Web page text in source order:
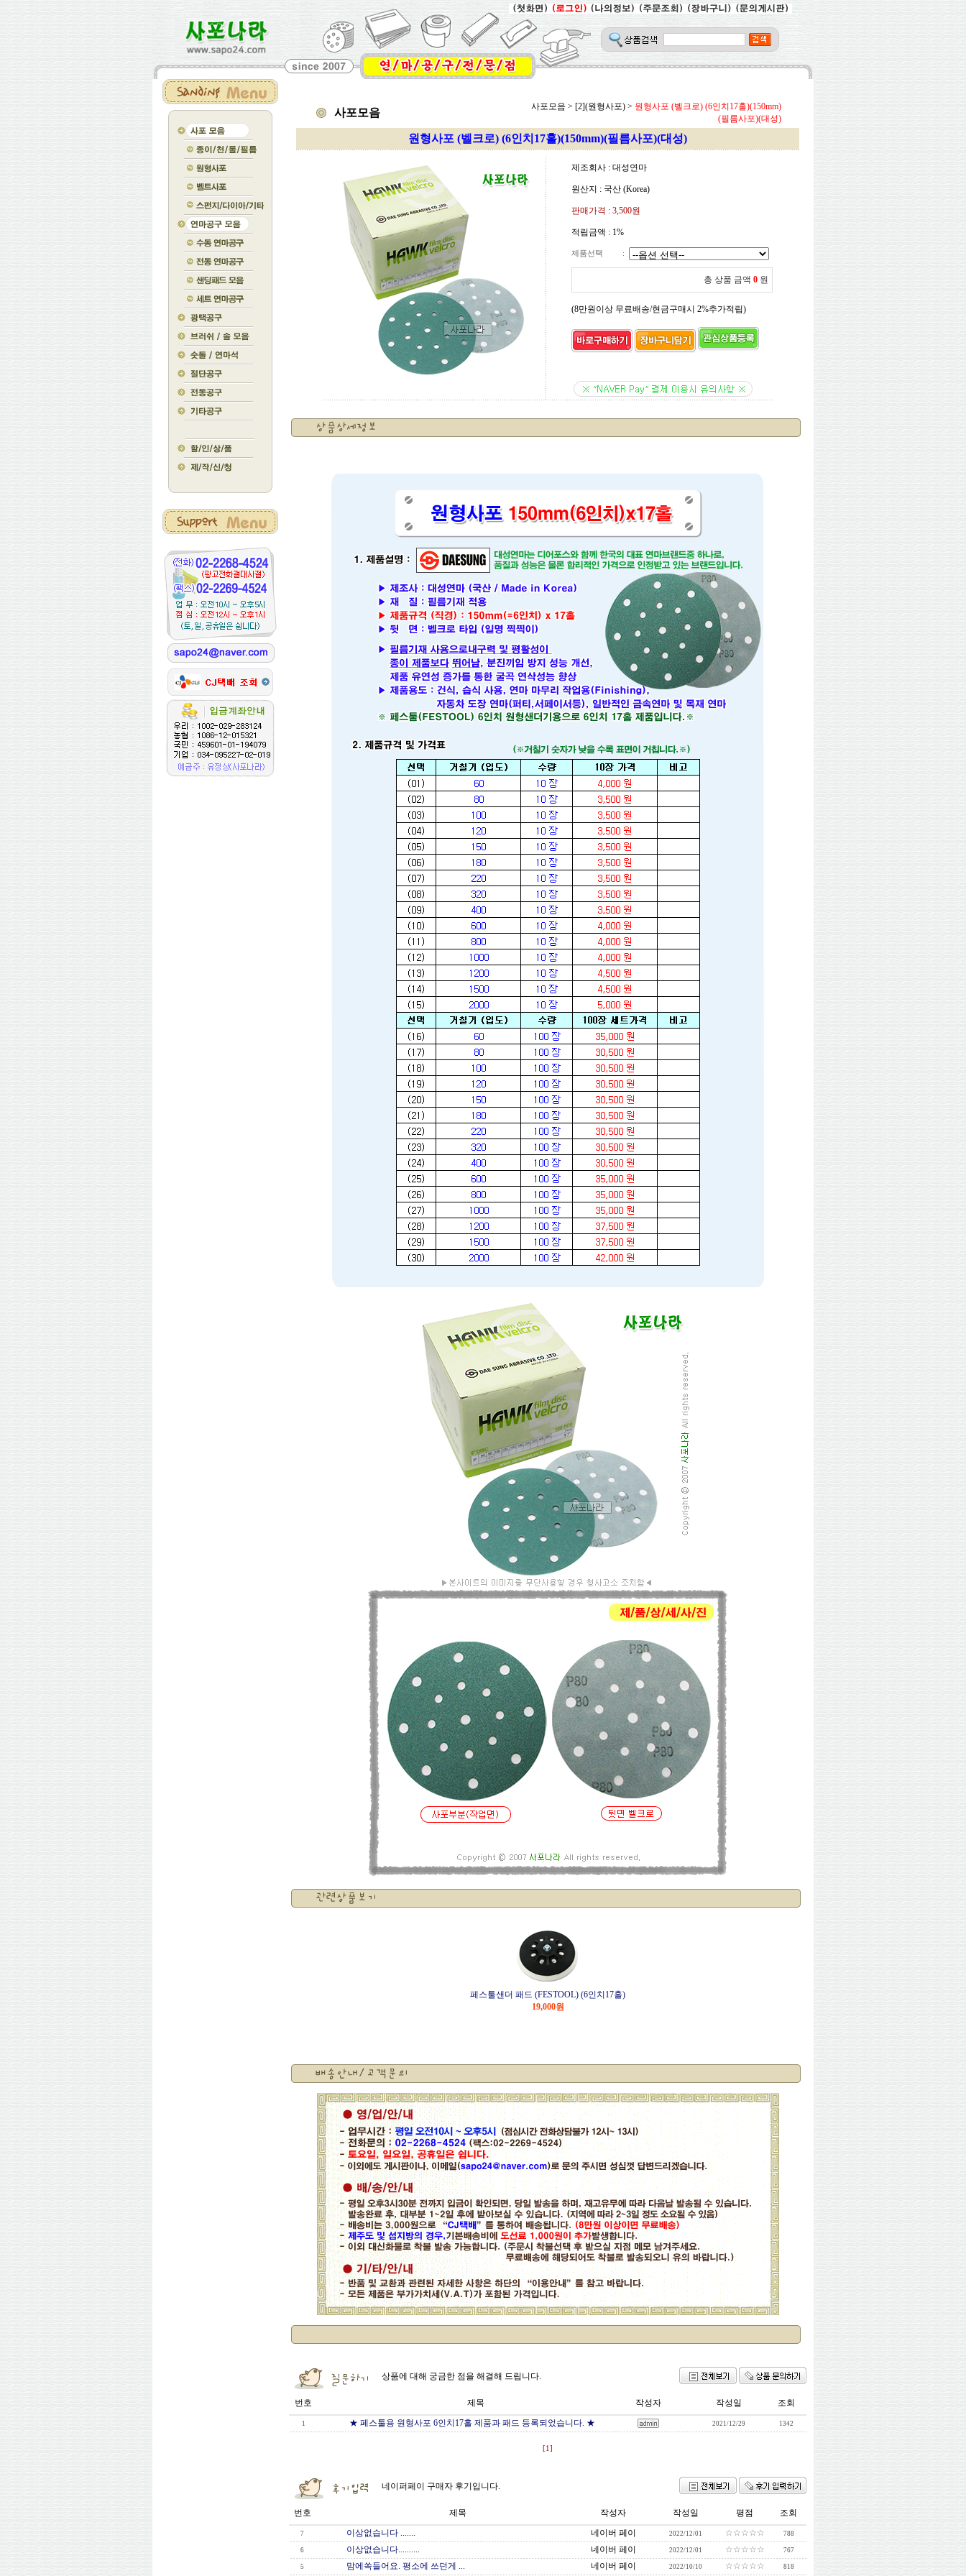
사포모음 사포모음 > [2](원형사포) > 원형사포 (벨크로) (6인치17홀)(150mm)
(필름사포)(대성)
원형사포 (벨크로) (6인치17홀)(150mm)(필름사포)(대성)
제조회사 : 대성연마
원산지 : 국산 (Korea)
판매가격 : 3,500원
적립금액 : 1%
제품선택 :
총 상품 금액 0 원
(8만원이상 무료배송/현금구매시 2%추가적립)
페스툴샌더 패드 (FESTOOL) (6인치17홀)
19,000원
상품에 대해 궁금한 점을 해결해 드립니다.
번호 제목 작성자 작성일 조회
1 ★ 페스툴용 원형사포 6인치17홀 제품과 패드 등록되었습니다. ★ 2021/12/29 1342
[1]
네이퍼페이 구매자 후기입니다.
번호 제목 작성자 작성일 평점 조회
7 이상없습니다 ....... 네이버 페이 2022/12/01 ☆☆☆☆☆ 788
6 이상없습니다.......... 네이버 페이 2022/12/01 ☆☆☆☆☆ 767
5 맘에쏙들어요. 평소에 쓰던게 ... 네이버 페이 2022/10/10 ☆☆☆☆☆ 818